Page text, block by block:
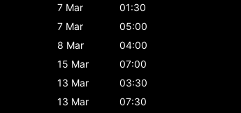
7 Mar
01:30
7 Mar
05:00
8 Mar
04:00
15 Mar
07:00
13 Mar
03:30
13 Mar
07:30